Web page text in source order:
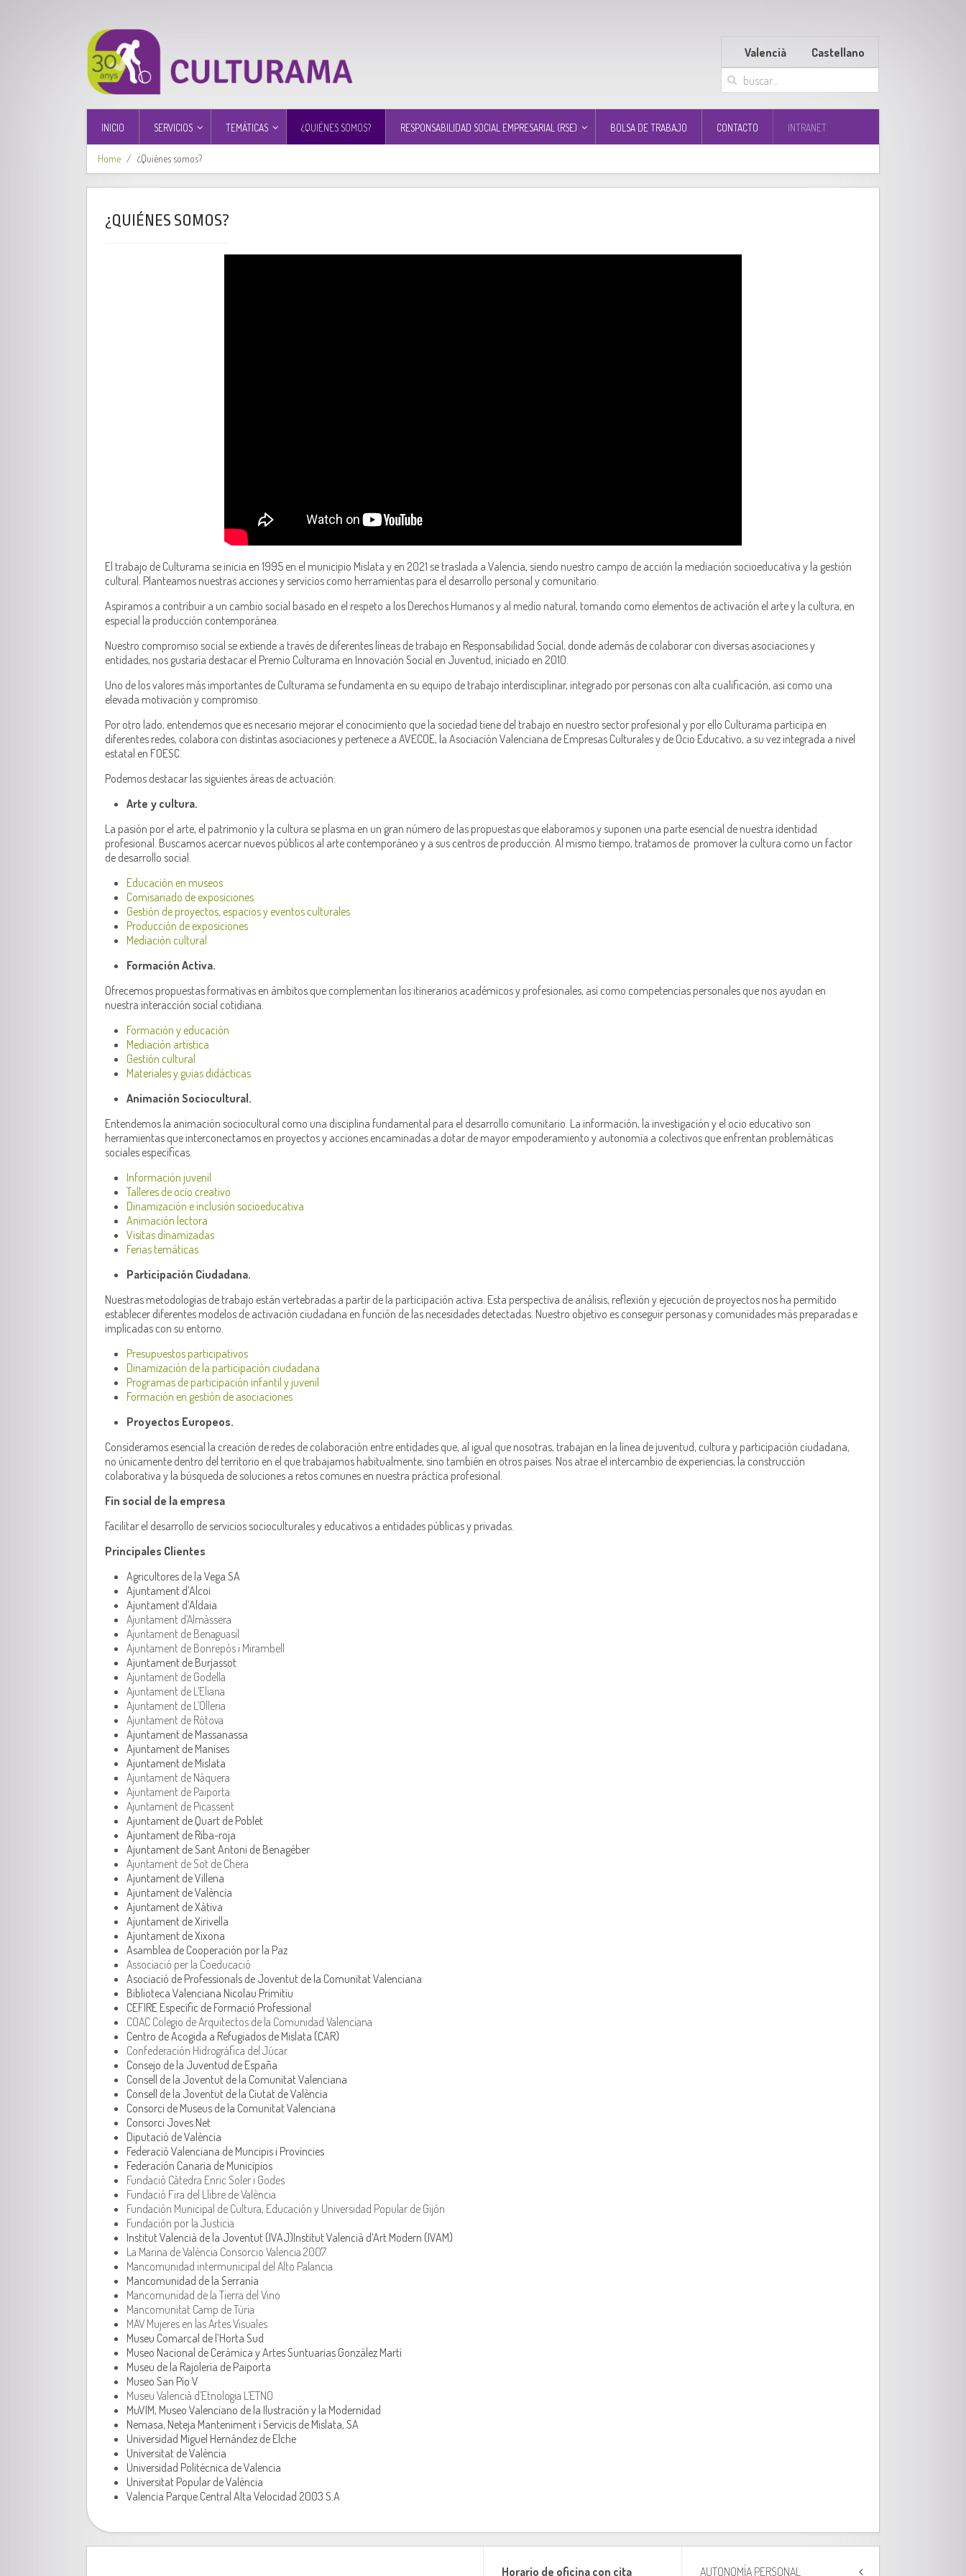
Valencià Castellano
INICIO SERVICIOS TEMÁTICAS ¿QUIÉNES SOMOS? RESPONSABILIDAD SOCIAL EMPRESARIAL (RSE) BOLSA DE TRABAJO CONTACTO INTRANET
Home ¿Quiénes somos?
¿QUIÉNES SOMOS?
El trabajo de Culturama se inicia en 1995 en el municipio Mislata y en 2021 se traslada a Valencia, siendo nuestro campo de acción la mediación socioeducativa y la gestión
cultural. Planteamos nuestras acciones y servicios como herramientas para el desarrollo personal y comunitario.
Aspiramos a contribuir a un cambio social basado en el respeto a los Derechos Humanos y al medio natural, tomando como elementos de activación el arte y la cultura, en
especial la producción contemporánea.
Nuestro compromiso social se extiende a través de diferentes líneas de trabajo en Responsabilidad Social, donde además de colaborar con diversas asociaciones y
entidades, nos gustaría destacar el Premio Culturama en Innovación Social en Juventud, iniciado en 2010.
Uno de los valores más importantes de Culturama se fundamenta en su equipo de trabajo interdisciplinar, integrado por personas con alta cualificación, así como una
elevada motivación y compromiso.
Por otro lado, entendemos que es necesario mejorar el conocimiento que la sociedad tiene del trabajo en nuestro sector profesional y por ello Culturama participa en
diferentes redes, colabora con distintas asociaciones y pertenece a AVECOE, la Asociación Valenciana de Empresas Culturales y de Ocio Educativo, a su vez integrada a nivel
estatal en FOESC.
Podemos destacar las siguientes áreas de actuación:
Arte y cultura.
La pasión por el arte, el patrimonio y la cultura se plasma en un gran número de las propuestas que elaboramos y suponen una parte esencial de nuestra identidad
profesional. Buscamos acercar nuevos públicos al arte contemporáneo y a sus centros de producción. Al mismo tiempo, tratamos de promover la cultura como un factor
de desarrollo social.
Educación en museos
Comisariado de exposiciones
Gestión de proyectos, espacios y eventos culturales
Producción de exposiciones
Mediación cultural
Formación Activa.
Ofrecemos propuestas formativas en ámbitos que complementan los itinerarios académicos y profesionales, así como competencias personales que nos ayudan en
nuestra interacción social cotidiana.
Formación y educación
Mediación artística
Gestión cultural
Materiales y guías didácticas
Animación Sociocultural.
Entendemos la animación sociocultural como una disciplina fundamental para el desarrollo comunitario. La información, la investigación y el ocio educativo son
herramientas que interconectamos en proyectos y acciones encaminadas a dotar de mayor empoderamiento y autonomía a colectivos que enfrentan problemáticas
sociales específicas.
Información juvenil
Talleres de ocio creativo
Dinamización e inclusión socioeducativa
Animación lectora
Visitas dinamizadas
Ferias temáticas
Participación Ciudadana.
Nuestras metodologías de trabajo están vertebradas a partir de la participación activa. Esta perspectiva de análisis, reflexión y ejecución de proyectos nos ha permitido
establecer diferentes modelos de activación ciudadana en función de las necesidades detectadas. Nuestro objetivo es conseguir personas y comunidades más preparadas e
implicadas con su entorno.
Presupuestos participativos
Dinamización de la participación ciudadana
Programas de participación infantil y juvenil
Formación en gestión de asociaciones
Proyectos Europeos.
Consideramos esencial la creación de redes de colaboración entre entidades que, al igual que nosotras, trabajan en la línea de juventud, cultura y participación ciudadana,
no únicamente dentro del territorio en el que trabajamos habitualmente, sino también en otros países. Nos atrae el intercambio de experiencias, la construcción
colaborativa y la búsqueda de soluciones a retos comunes en nuestra práctica profesional.
Fin social de la empresa
Facilitar el desarrollo de servicios socioculturales y educativos a entidades públicas y privadas.
Principales Clientes
Agricultores de la Vega SA
Ajuntament d’Alcoi
Ajuntament d’Aldaia
Ajuntament d’Almàssera
Ajuntament de Benaguasil
Ajuntament de Bonrepós i Mirambell
Ajuntament de Burjassot
Ajuntament de Godella
Ajuntament de L’Eliana
Ajuntament de L’Olleria
Ajuntament de Ròtova
Ajuntament de Massanassa
Ajuntament de Manises
Ajuntament de Mislata
Ajuntament de Nàquera
Ajuntament de Paiporta
Ajuntament de Picassent
Ajuntament de Quart de Poblet
Ajuntament de Riba-roja
Ajuntament de Sant Antoni de Benagéber
Ajuntament de Sot de Chera
Ajuntament de Villena
Ajuntament de València
Ajuntament de Xàtiva
Ajuntament de Xirivella
Ajuntament de Xixona
Asamblea de Cooperación por la Paz
Associació per la Coeducació
Asociació de Professionals de Joventut de la Comunitat Valenciana
Biblioteca Valenciana Nicolau Primitiu
CEFIRE Específic de Formació Professional
COAC Colegio de Arquitectos de la Comunidad Valenciana
Centro de Acogida a Refugiados de Mislata (CAR)
Confederación Hidrográfica del Júcar
Consejo de la Juventud de España
Consell de la Joventut de la Comunitat Valenciana
Consell de la Joventut de la Ciutat de València
Consorci de Museus de la Comunitat Valenciana
Consorci Joves.Net
Diputació de València
Federació Valenciana de Muncipis i Províncies
Federación Canaria de Municipios
Fundació Càtedra Enric Soler i Godes
Fundació Fira del Llibre de València
Fundación Municipal de Cultura, Educación y Universidad Popular de Gijón
Fundación por la Justicia
Institut Valencià de la Joventut (IVAJ)Institut Valencià d’Art Modern (IVAM)
La Marina de València Consorcio Valencia 2007
Mancomunidad intermunicipal del Alto Palancia
Mancomunidad de la Serranía
Mancomunidad de la Tierra del Vino
Mancomunitat Camp de Túria
MAV Mujeres en las Artes Visuales
Museu Comarcal de l’Horta Sud
Museo Nacional de Cerámica y Artes Suntuarias González Martí
Museu de la Rajolería de Paiporta
Museo San Pío V
Museu Valencià d’Etnologia L’ETNO
MuVIM, Museo Valenciano de la Ilustración y la Modernidad
Nemasa, Neteja Manteniment i Servicis de Mislata, SA
Universidad Miguel Hernández de Elche
Universitat de València
Universidad Politécnica de Valencia
Universitat Popular de València
Valencia Parque Central Alta Velocidad 2003 S.A
Horario de oficina con cita AUTONOMÍA PERSONAL